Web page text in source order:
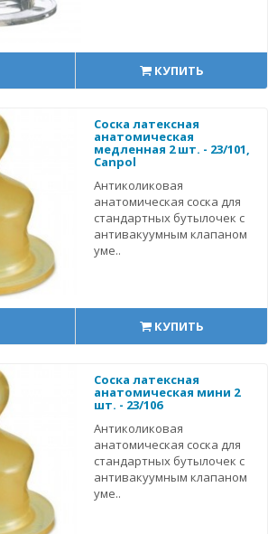
КУПИТЬ
Соска латексная
анатомическая
медленная 2 шт. - 23/101,
Canpol
Антиколиковая
анатомическая соска для
стандартных бутылочек с
антивакуумным клапаном
уме..
КУПИТЬ
Соска латексная
анатомическая мини 2
шт. - 23/106
Антиколиковая
анатомическая соска для
стандартных бутылочек с
антивакуумным клапаном
уме..